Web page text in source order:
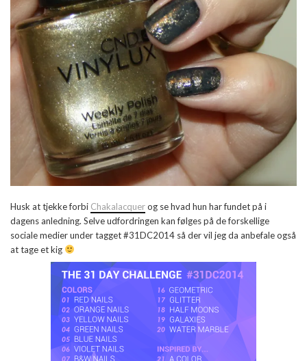
Husk at tjekke forbi Chakalacquerog se hvad hun har fundet på i
dagens anledning. Selve udfordringen kan følges på de forskellige
sociale medier under tagget #31DC2014 så der vil jeg da anbefale også
at tage et kig